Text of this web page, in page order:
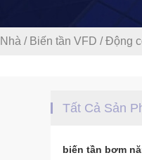
Nhà / Biến tần VFD / Động
Tất Cả Sản
biến tần bơm